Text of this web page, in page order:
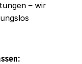
– wir